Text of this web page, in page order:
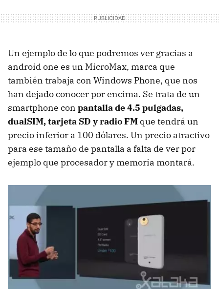
Un ejemplo de lo que podremos ver gracias a
android one es un MicroMax, marca que
también trabaja con Windows Phone, que nos
han dejado conocer por encima. Se trata de un
smartphone con pantalla de 4.5 pulgadas,
dualSIM, tarjeta SD y radio FM que tendrá un
precio inferior a 100 dólares. Un precio atractivo
para ese tamaño de pantalla a falta de ver por
ejemplo que procesador y memoria montará.